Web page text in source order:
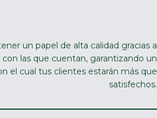
un papel de alta calidad gracias a
las que cuentan, garantizando un
el cual tus clientes estarán más que
satisfechos.